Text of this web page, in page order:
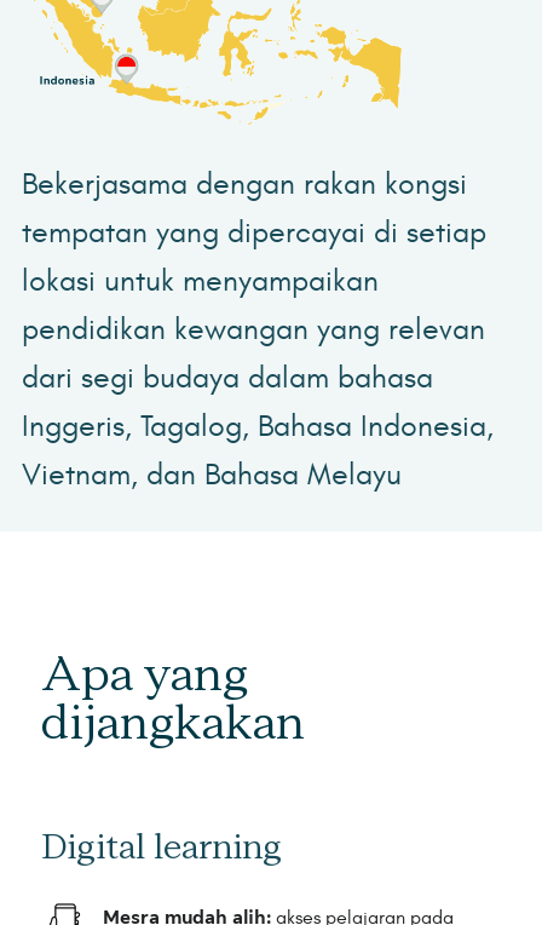
Bekerjasama dengan rakan kongsi
tempatan yang dipercayai di setiap
lokasi untuk menyampaikan
pendidikan kewangan yang relevan
dari segi budaya dalam bahasa
Inggeris, Tagalog, Bahasa Indonesia,
Vietnam, dan Bahasa Melayu
Apa yang
dijangkakan
Digital learning
Mesra mudah alih: akses pelajaran pada